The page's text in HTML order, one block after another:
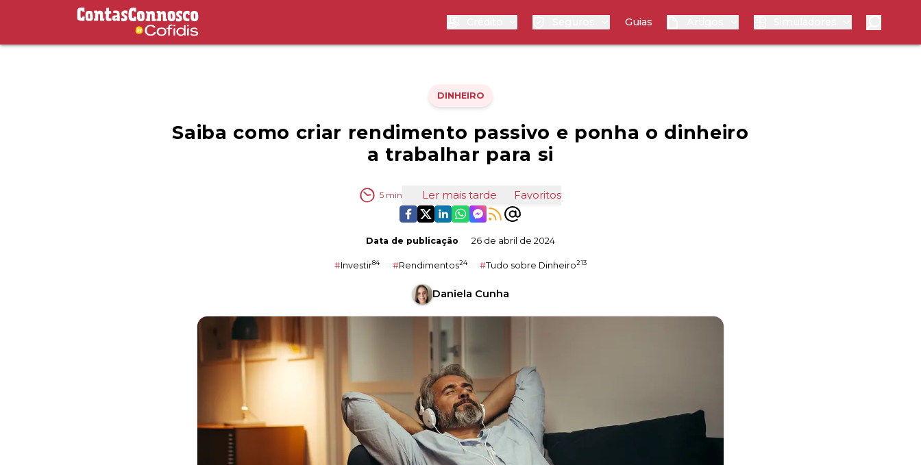
Contas Connosco by Cofidis Guias
DINHEIRO
Saiba como criar rendimento passivo e ponha o dinheiro
a trabalhar para si
5min Ler mais tarde Favoritos
Data de publicação 26 de abril de 2024
#Investir84 #Rendimentos24 #Tudo sobre Dinheiro213
Daniela Cunha